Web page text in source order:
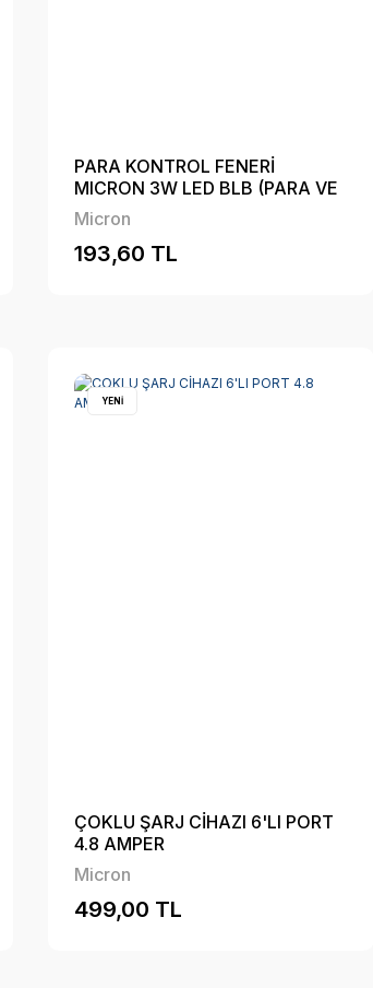
PARA KONTROL FENERİ
MICRON 3W LED BLB (PARA VE
KIYMETLİ EVRAK)
Micron
193,60 TL
YENİ
ÇOKLU ŞARJ CİHAZI 6'LI PORT
4.8 AMPER
Micron
499,00 TL